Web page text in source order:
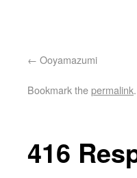
Ooyamazumi
Bookmark thepermalink.
416